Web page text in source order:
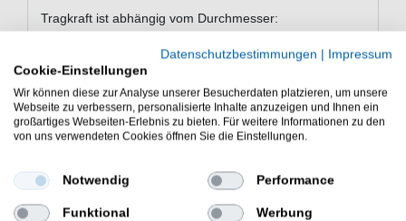
Tragkraft ist abhängig vom Durchmesser:
0,15mm / 7,6kg
0,20mm / 9,6kg
0,25mm / 13,2kg
0,30mm / 16,4kg
0,35mm / 29,7kg
Datenschutzbestimmungen | Impressum
Cookie-Einstellungen
Wir können diese zur Analyse unserer Besucherdaten platzieren, um unsere
Webseite zu verbessern, personalisierte Inhalte anzuzeigen und Ihnen ein
großartiges Webseiten-Erlebnis zu bieten. Für weitere Informationen zu den
von uns verwendeten Cookies öffnen Sie die Einstellungen.
Notwendig Performance
Funktional Werbung